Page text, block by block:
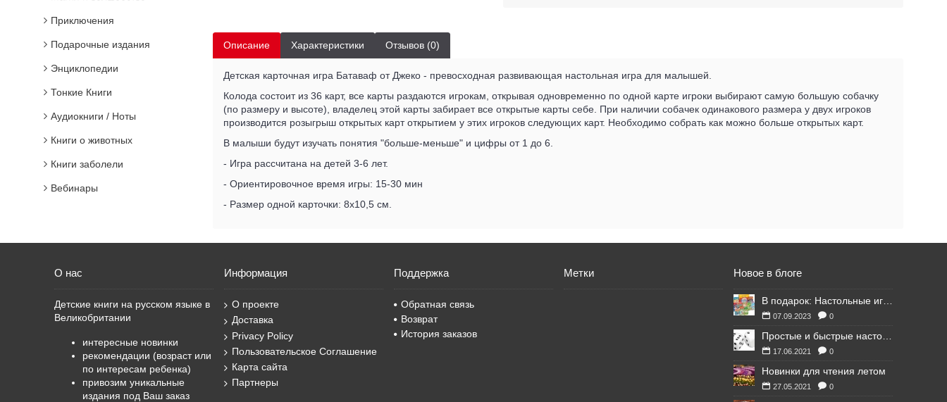
Приключения
Подарочные издания
Энциклопедии
Тонкие Книги
Аудиокниги / Ноты
Книги о животных
Книги заболели
Вебинары
Описание Характеристики Отзывов (0)
Детская карточная игра Батаваф от Джеко - превосходная развивающая настольная игра для малышей.
Колода состоит из 36 карт, все карты раздаются игрокам, открывая одновременно по одной карте игроки выбирают самую большую собачку
(по размеру и высоте), владелец этой карты забирает все открытые карты себе. При наличии собачек одинакового размера у двух игроков
производится розыгрыш открытых карт открытием у этих игроков следующих карт. Необходимо собрать как можно больше открытых карт.
В малыши будут изучать понятия "больше-меньше" и цифры от 1 до 6.
- Игра рассчитана на детей 3-6 лет.
- Ориентировочное время игры: 15-30 мин
- Размер одной карточки: 8х10,5 см.
О нас
Детские книги на русском языке в
Великобритании
интересные новинки
рекомендации (возраст или
по интересам ребенка)
привозим уникальные
издания под Ваш заказ
Информация
О проекте
Доставка
Privacy Policy
Пользовательское Соглашение
Карта сайта
Партнеры
Поддержка
Обратная связь
Возврат
История заказов
Метки Новое в блоге
07.09.2023 0
17.06.2021 0
Новинки для чтения летом
27.05.2021 0